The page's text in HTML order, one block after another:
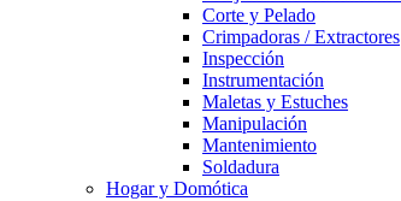
Corte y Pelado
Crimpadoras / Extractores
Inspección
Instrumentación
Maletas y Estuches
Manipulación
Mantenimiento
Soldadura
Hogar y Domótica